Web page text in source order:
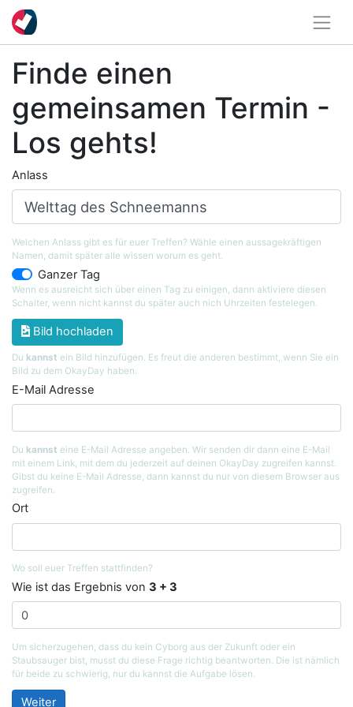
Finde einen
gemeinsamen Termin -
Los gehts!
Anlass
Welchen Anlass gibt es für euer Treffen? Wähle einen aussagekräftigen
Namen, damit später alle wissen worum es geht.
Ganzer Tag
Wenn es ausreicht sich über einen Tag zu einigen, dann aktiviere diesen
Schalter, wenn nicht kannst du später auch nich Uhrzeiten festelegen.
Bild hochladen
Du kannst ein Bild hinzufügen. Es freut die anderen bestimmt, wenn Sie ein
Bild zu dem OkayDay haben.
E-Mail Adresse
Du kannst eine E-Mail Adresse angeben. Wir senden dir dann eine E-Mail
mit einem Link, mit dem du jederzeit auf deinen OkayDay zugreifen kannst.
Gibst du keine E-Mail Adresse, dann kannst du nur von diesem Browser aus
zugreifen.
Ort
Wo soll euer Treffen stattfinden?
Wie ist das Ergebnis von 3 + 3
Um sicherzugehen, dass du kein Cyborg aus der Zukunft oder ein
Staubsauger bist, musst du diese Frage richtig beantworten. Die ist nämlich
für beide zu schwierig, nur du kannst die Aufgabe lösen.
Weiter